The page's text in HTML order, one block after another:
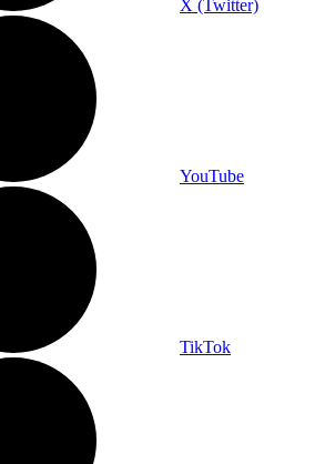
X (Twitter)
YouTube
TikTok